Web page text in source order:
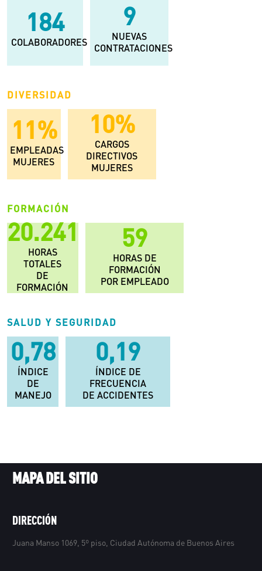
340
COLABORADORES
16
NUEVAS
CONTRATACIONES
DIVERSIDAD
21%
EMPLEADAS
MUJERES
19%
CARGOS
DIRECTIVOS
MUJERES
FORMACIÓN
37.483
HORAS
TOTALES
DE
FORMACIÓN
110
HORAS DE
FORMACIÓN
POR EMPLEADO
SALUD Y SEGURIDAD
0,78
ÍNDICE
DE
MANEJO
0,19
ÍNDICE DE
FRECUENCIA
DE ACCIDENTES
MAPA DEL SITIO
DIRECCIÓN
Juana Manso 1069, 5º piso, Ciudad Autónoma de Buenos Aires